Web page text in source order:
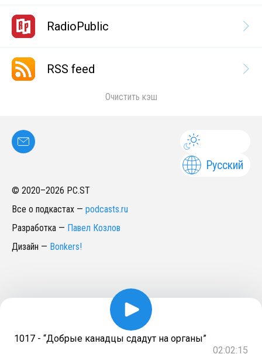
RadioPublic
RSS feed
Очистить кэш
Русский
© 2020–2026 PC.ST
Все о подкастах — podcasts.ru
Разработка — Павел Козлов
Дизайн — Bonkers!
1017 - “Добрые канадцы сдадут на органы”
02:02:15